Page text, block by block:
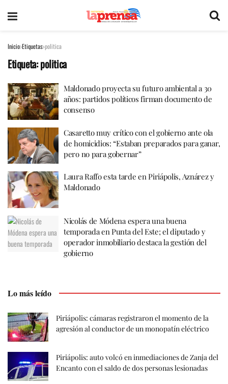
Inicio Etiquetas politica
Etiqueta:politica
Maldonado proyecta su futuro ambiental a 30
años: partidos políticos firman documento de
consenso
Casaretto muy crítico con el gobierno ante ola
de homicidios: “Estaban preparados para ganar,
pero no para gobernar”
Laura Raffo esta tarde en Piriápolis, Aznárez y
Maldonado
Nicolás de Módena espera una buena
temporada en Punta del Este; el diputado y
operador inmobiliario destaca la gestión del
gobierno
Lo más leído
Piriápolis: cámaras registraron el momento de la
agresión al conductor de un monopatín eléctrico
Piriápolis: auto volcó en inmediaciones de Zanja del
Encanto con el saldo de dos personas lesionadas